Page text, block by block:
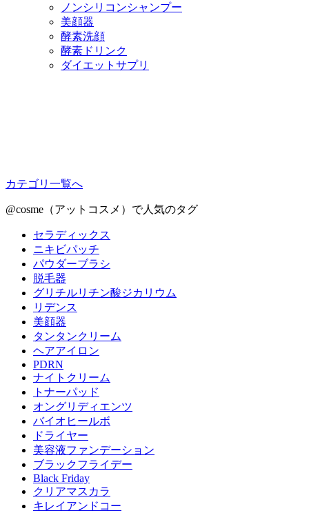
ノンシリコンシャンプー
美顔器
酵素洗顔
酵素ドリンク
ダイエットサプリ
カテゴリ一覧へ
@cosme（アットコスメ）で人気のタグ
セラディックス
ニキビパッチ
パウダーブラシ
脱毛器
グリチルリチン酸ジカリウム
リデンス
美顔器
タンタンクリーム
ヘアアイロン
PDRN
ナイトクリーム
トナーパッド
オングリディエンツ
バイオヒールボ
ドライヤー
美容液ファンデーション
ブラックフライデー
Black Friday
クリアマスカラ
キレイアンドコー